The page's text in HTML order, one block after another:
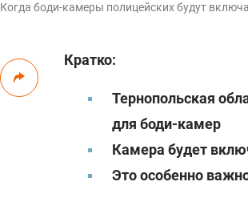
Когда боди-камеры полицейских будут
Кратко:
Тернопольская
для боди-камер
Камера будет
Это особенно